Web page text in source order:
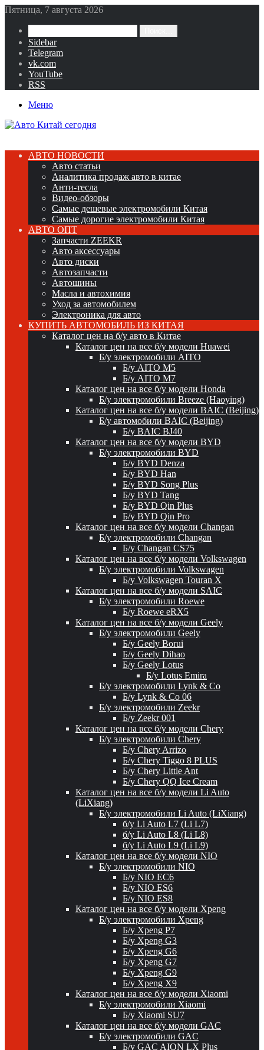
Пятница, 7 августа 2026
Sidebar
Telegram
vk.com
YouTube
RSS
Меню
АВТО НОВОСТИ
Авто статьи
Аналитика продаж авто в китае
Анти-тесла
Видео-обзоры
Самые дешевые электромобили Китая
Самые дорогие электромобили Китая
АВТО ОПТ
Запчасти ZEEKR
Авто аксессуары
Авто диски
Автозапчасти
Автошины
Масла и автохимия
Уход за автомобилем
Электроника для авто
КУПИТЬ АВТОМОБИЛЬ ИЗ КИТАЯ
Каталог цен на б/у авто в Китае
Каталог цен на все б/у модели Huawei
Б/у электромобили AITO
Б/у AITO M5
Б/у AITO M7
Каталог цен на все б/у модели Honda
Б/у электромобили Breeze (Haoying)
Каталог цен на все б/у модели BAIC (Beijing)
Б/у автомобили BAIC (Beijing)
Б/у BAIC BJ40
Каталог цен на все б/у модели BYD
Б/у электромобили BYD
Б/у BYD Denza
Б/у BYD Han
Б/у BYD Song Plus
Б/у BYD Tang
Б/у BYD Qin Plus
Б/у BYD Qin Pro
Каталог цен на все б/у модели Changan
Б/у электромобили Changan
Б/у Changan CS75
Каталог цен на все б/у модели Volkswagen
Б/у электромобили Volkswagen
Б/у Volkswagen Touran X
Каталог цен на все б/у модели SAIC
Б/у электромобили Roewe
Б/у Roewe eRX5
Каталог цен на все б/у модели Geely
Б/у электромобили Geely
Б/у Geely Borui
Б/у Geely Dihao
Б/у Geely Lotus
Б/у Lotus Emira
Б/у электромобили Lynk & Co
Б/у Lynk & Co 06
Б/у электромобили Zeekr
Б/у Zeekr 001
Каталог цен на все б/у модели Chery
Б/у электромобили Chery
Б/у Chery Arrizo
Б/у Chery Tiggo 8 PLUS
Б/у Chery Little Ant
Б/у Chery QQ Ice Cream
Каталог цен на все б/у модели Li Auto
(LiXiang)
Б/у электромобили Li Auto (LiXiang)
б/у Li Auto L7 (Li L7)
б/у Li Auto L8 (Li L8)
б/у Li Auto L9 (Li L9)
Каталог цен на все б/у модели NIO
Б/у электромобили NIO
Б/у NIO EC6
Б/у NIO ES6
Б/у NIO ES8
Каталог цен на все б/у модели Xpeng
Б/у электромобили Xpeng
Б/у Xpeng P7
Б/у Xpeng G3
Б/у Xpeng G6
Б/у Xpeng G7
Б/у Xpeng G9
Б/у Xpeng X9
Каталог цен на все б/у модели Xiaomi
Б/у электромобили Xiaomi
Б/у Xiaomi SU7
Каталог цен на все б/у модели GAC
Б/у электромобили GAC
Б/у GAC AION LX Plus